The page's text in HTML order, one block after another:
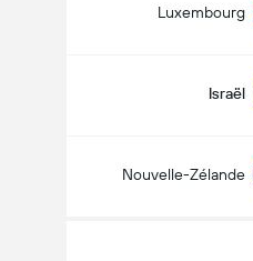
Luxembourg
Israël
Nouvelle-Zélande